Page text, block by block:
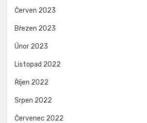
Červen 2023
Březen 2023
Únor 2023
Listopad 2022
Říjen 2022
Srpen 2022
Červenec 2022